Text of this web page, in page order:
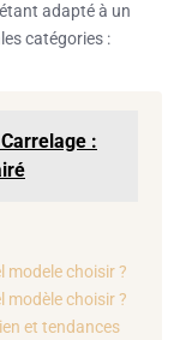
adapté à un
catégories :
:
modele choisir ?
modèle choisir ?
et tendances